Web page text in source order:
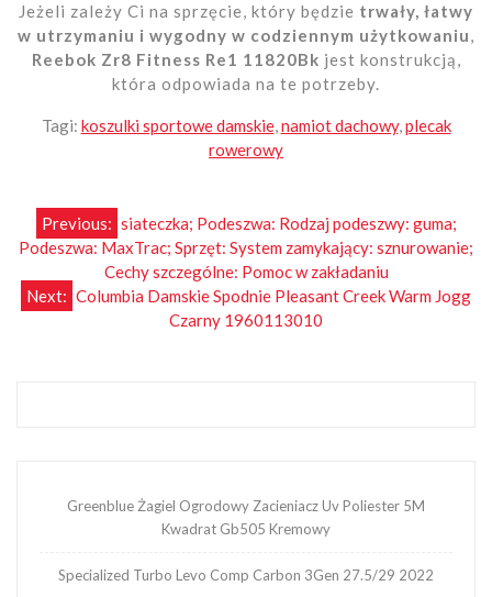
Jeżeli zależy Ci na sprzęcie, który będzie trwały, łatwy
w utrzymaniu i wygodny w codziennym użytkowaniu,
Reebok Zr8 Fitness Re1 11820Bk jest konstrukcją,
która odpowiada na te potrzeby.
Tagi: koszulki sportowe damskie,namiot dachowy,plecak
rowerowy
Nawigacja
wpisu
Previous: siateczka; Podeszwa: Rodzaj podeszwy: guma;
Podeszwa: MaxTrac; Sprzęt: System zamykający: sznurowanie;
Cechy szczególne: Pomoc w zakładaniu
Next: Columbia Damskie Spodnie Pleasant Creek Warm Jogg
Czarny 1960113010
Greenblue Żagiel Ogrodowy Zacieniacz Uv Poliester 5M
Kwadrat Gb505 Kremowy
Specialized Turbo Levo Comp Carbon 3Gen 27.5/29 2022